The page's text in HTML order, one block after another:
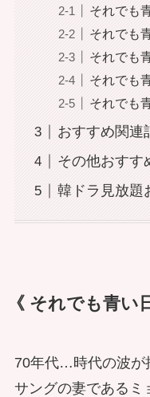
それでも
それでも
それでも
それでも
それでも
おすすめ関連
その他おすす
韓ドラ見放題
《 それでも青い
70年代…時代の波
サングの妻であるミ